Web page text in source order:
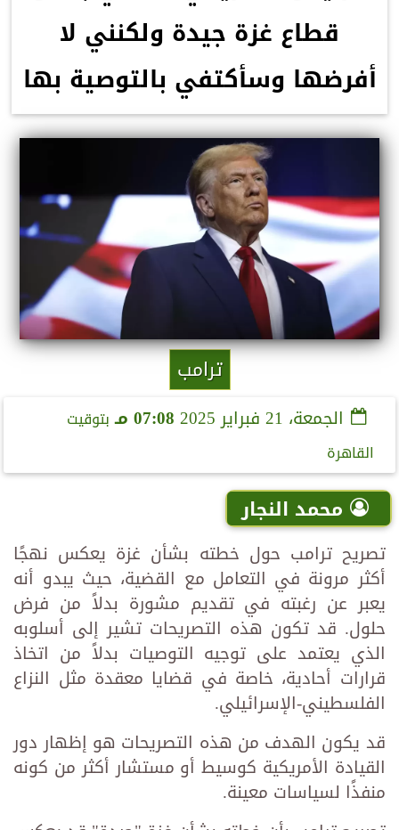
قطاع غزة جيدة ولكنني لا
أفرضها وسأكتفي بالتوصية بها
ترامب
الجمعة، 21 فبراير 2025 07:08 مـ
بتوقيت
القاهرة
محمد النجار
تصريح ترامب حول خطته بشأن غزة يعكس نهجًا
أكثر مرونة في التعامل مع القضية، حيث يبدو أنه
يعبر عن رغبته في تقديم مشورة بدلاً من فرض
حلول. قد تكون هذه التصريحات تشير إلى أسلوبه
الذي يعتمد على توجيه التوصيات بدلاً من اتخاذ
قرارات أحادية، خاصة في قضايا معقدة مثل النزاع
الفلسطيني-الإسرائيلي.
قد يكون الهدف من هذه التصريحات هو إظهار دور
القيادة الأمريكية كوسيط أو مستشار أكثر من كونه
منفذًا لسياسات معينة.